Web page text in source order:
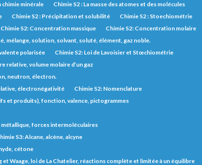
chimie minérale
Chimie S2 : La masse des atomes et des molécules
Chimie S2 : Précipitation et solubilité
Chimie S2 : Stoechiométrie
Chimie S2: Concentration massique
Chimie S2: Concentration molaire
mélange, solution, solvant, soluté, élément, gaz noble.
polarisée
Chimie S2: Loi de Lavoisier et Stœchiométrie
relative, volume molaire d’un gaz
neutron, électron.
électronégativité
Chimie S2: Nomenclature
et produits), fonction, valence, pictogrammes
métallique, forces intermoléculaires
S3: Alcane, alcène, alcyne
cétone
et Waage, loi de La Chatelier, réactions complète et limitée à un équilibre